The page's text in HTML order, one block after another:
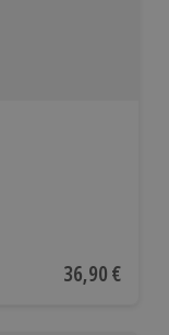
Aktueller
36,90 €